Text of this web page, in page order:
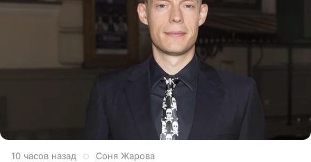
10 часов назад Соня Жарова